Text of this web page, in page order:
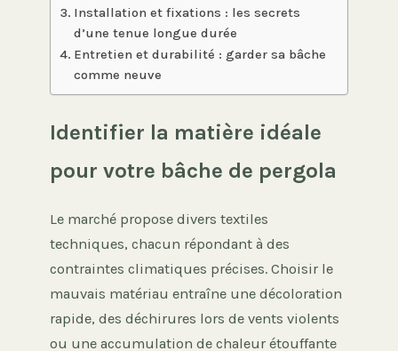
Installation et fixations : les secrets
d’une tenue longue durée
Entretien et durabilité : garder sa bâche
comme neuve
Identifier la matière idéale
pour votre bâche de pergola
Le marché propose divers textiles
techniques, chacun répondant à des
contraintes climatiques précises. Choisir le
mauvais matériau entraîne une décoloration
rapide, des déchirures lors de vents violents
ou une accumulation de chaleur étouffante